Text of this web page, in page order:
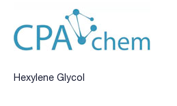
Hexylene Glycol